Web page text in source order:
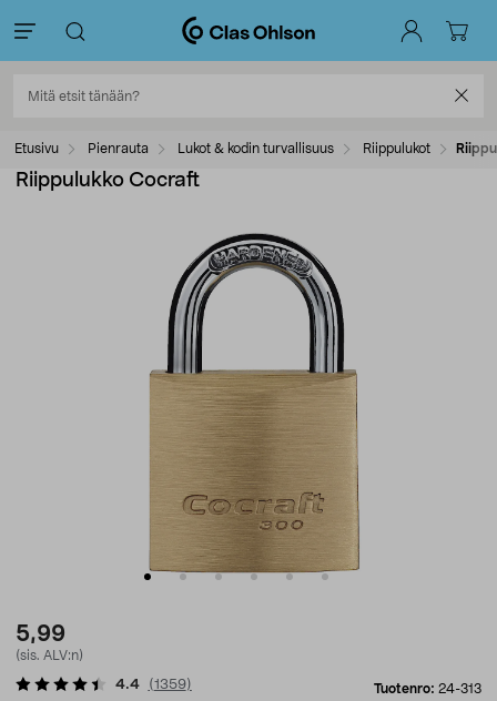
Etusivu Pienrauta Lukot & kodin turvallisuus Riippulukot
Riippulukko Cocraft
5,99
(sis. ALV:n)
Tuotenro: 24-313
4.4 (1359)